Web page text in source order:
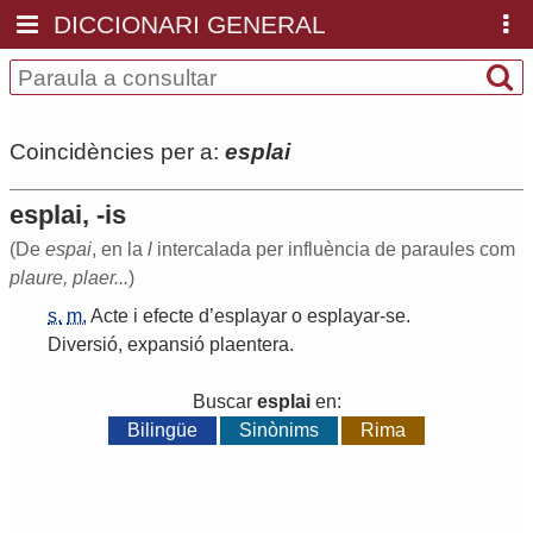
DICCIONARI GENERAL
Coincidències per a: esplai
esplai, -is
(De espai, en la l intercalada per influència de paraules com
plaure, plaer...)
s. m. Acte i efecte d’esplayar o esplayar-se.
Diversió, expansió plaentera.
Buscar esplaien:
Bilingüe
Sinònims Rima